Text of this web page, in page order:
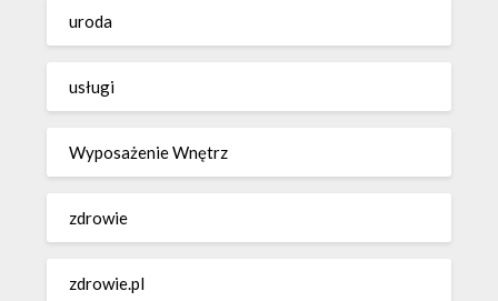
uroda
usługi
Wyposażenie Wnętrz
zdrowie
zdrowie.pl